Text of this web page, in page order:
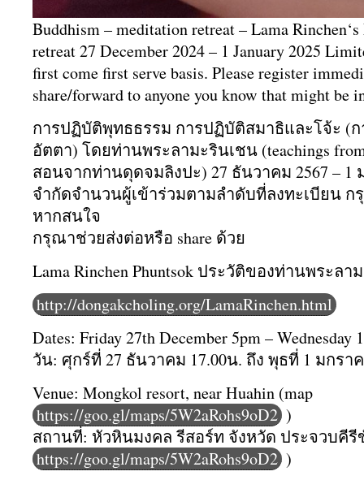
Buddhism – meditation retreat – Lama
retreat 27 December 2024 – 1 January 2025
first come first serve basis. Please register
share/forward to anyone you know that might be
การปฏิบัติพุทธธรรม การปฏิบัติสมาธิและโจ้ะ (
อัตตา)​ โดยท่านพระลามะรินเชน (teachings
สอนจากท่านดุดจมลิงปะ) 27 ธันวาคม 2567 – 1
จำกัดจำนวนผู้เข้าร่วมตามลำดับที่ลงทะเบียน
หากสนใจ
กรุณาช่วยส่งต่อหรือ share ด้วย
Lama Rinchen Phuntsok ประวัติ​ของท่านพระลา
http://dongakcholing.org/LamaRinchen.html
Dates: Friday 27th December 5pm – Wednesday
วัน: ศุกร์ที่ 27 ธันวาคม 17.00น. ถึง พุธที่ 1 มกรา
Venue: Mongkol resort, near Huahin (map
https://goo.gl/maps/5W2aRohs9oD2 )
สถานที่: หัวหินมงคล รีสอร์ท จังหวัด ประจวบคี
https://goo.gl/maps/5W2aRohs9oD2 )